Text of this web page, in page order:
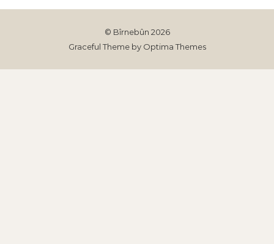
© Bîrnebûn 2026
Graceful Theme by Optima Themes